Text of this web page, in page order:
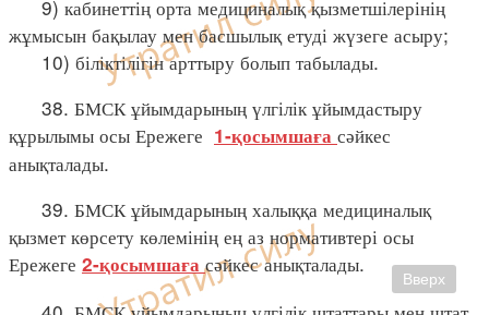
9) кабинеттің орта медициналық қызметшілерінің
жұмысын бақылау мен басшылық етуді жүзеге асыру;
10) біліктілігін арттыру болып табылады.
38. БМСК ұйымдарының үлгілік ұйымдастыру
құрылымы осы Ережеге 1-қосымшаға сәйкес
анықталады.
39. БМСК ұйымдарының халыққа медициналық
қызмет көрсету көлемінің ең аз нормативтері осы
Ережеге 2-қосымшағасәйкес анықталады.
Вверх